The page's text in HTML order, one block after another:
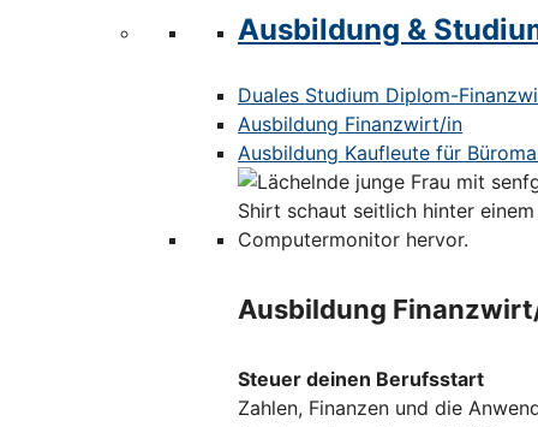
Ausbildung &
Duales Studium Diplom-
Ausbildung Finanzwirt/in
Ausbildung Kaufleute für
Ausbildung
Steuer deinen Berufsstart
Zahlen, Finanzen und die